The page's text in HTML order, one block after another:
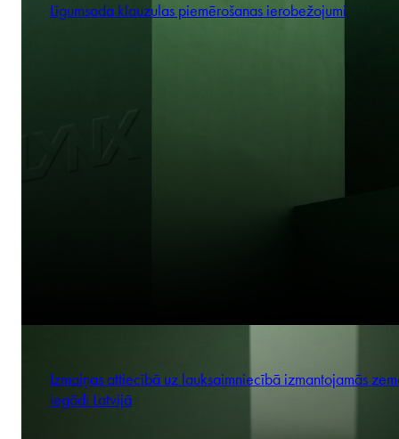
Līgumsoda klauzulas piemērošanas ierobežojumi
Izmaiņas attiecībā uz lauksaimniecībā izmantojamās
iegādi Latvijā